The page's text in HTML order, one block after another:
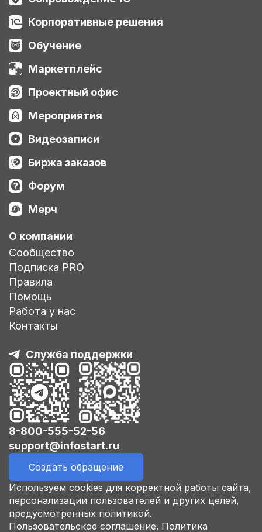
Корпоративные решения
Обучение
Маркетплейс
Проектный офис
Мероприятия
Видеозаписи
Биржа заказов
Форум
Мерч
О компании
Сообщество
Подписка PRO
Правила
Помощь
Работа у нас
Контакты
Служба поддержки
8-800-555-52-56
support@infostart.ru
Создать обращение
Используем cookies для корректной работы сайта,
персонализации пользователей и других целей,
предусмотренных политикой.
Пользовательское соглашение. Политика